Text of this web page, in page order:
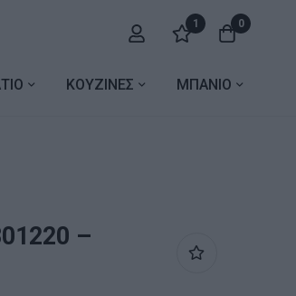
1 0
ΚΟΥΖΙΝΕΣ ΜΠΑΝΙΟ
–